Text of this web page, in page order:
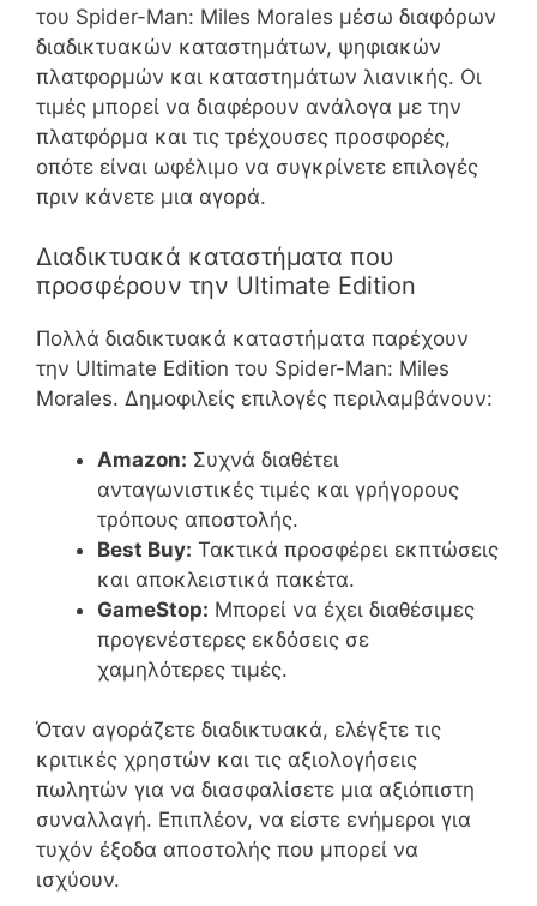
του Spider-Man: Miles Morales μέσω διαφόρων
διαδικτυακών καταστημάτων, ψηφιακών
πλατφορμών και καταστημάτων λιανικής. Οι
τιμές μπορεί να διαφέρουν ανάλογα με την
πλατφόρμα και τις τρέχουσες προσφορές,
οπότε είναι ωφέλιμο να συγκρίνετε επιλογές
πριν κάνετε μια αγορά.
Διαδικτυακά καταστήματα που
προσφέρουν την Ultimate Edition
Πολλά διαδικτυακά καταστήματα παρέχουν
την Ultimate Edition του Spider-Man: Miles
Morales. Δημοφιλείς επιλογές περιλαμβάνουν:
Amazon: Συχνά διαθέτει
ανταγωνιστικές τιμές και γρήγορους
τρόπους αποστολής.
Best Buy: Τακτικά προσφέρει εκπτώσεις
και αποκλειστικά πακέτα.
GameStop: Μπορεί να έχει διαθέσιμες
προγενέστερες εκδόσεις σε
χαμηλότερες τιμές.
Όταν αγοράζετε διαδικτυακά, ελέγξτε τις
κριτικές χρηστών και τις αξιολογήσεις
πωλητών για να διασφαλίσετε μια αξιόπιστη
συναλλαγή. Επιπλέον, να είστε ενήμεροι για
τυχόν έξοδα αποστολής που μπορεί να
ισχύουν.